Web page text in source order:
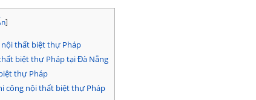
]
thất biệt thự Pháp
biệt thự Pháp tại Đà Nẵng
thự Pháp
công nội thất biệt thự Pháp